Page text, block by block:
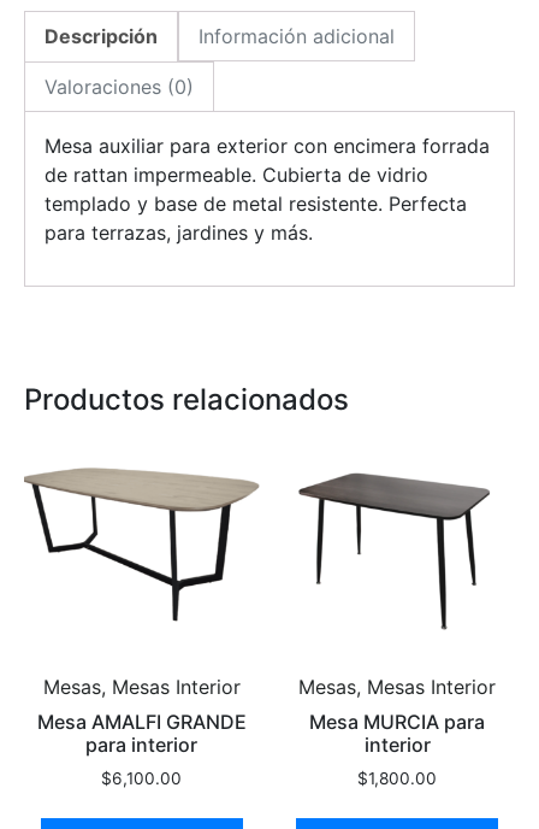
Descripción Información adicional
Valoraciones (0)
Mesa auxiliar para exterior con encimera forrada
de rattan impermeable. Cubierta de vidrio
templado y base de metal resistente. Perfecta
para terrazas, jardines y más.
Productos relacionados
Mesas, Mesas Interior
Mesa AMALFI GRANDE
para interior
$6,100.00
Mesas, Mesas Interior
Mesa MURCIA para
interior
$1,800.00